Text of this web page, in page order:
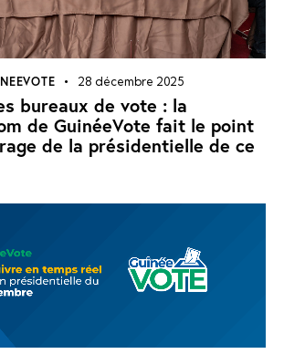
28 décembre 2025
bureaux de vote : la
de GuinéeVote fait le point
de la présidentielle de ce